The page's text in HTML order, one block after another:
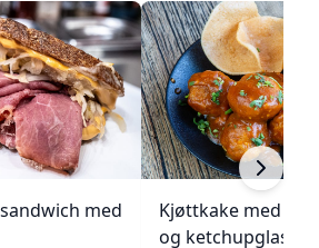
med
Kjøttkake med
og ketchupglasur